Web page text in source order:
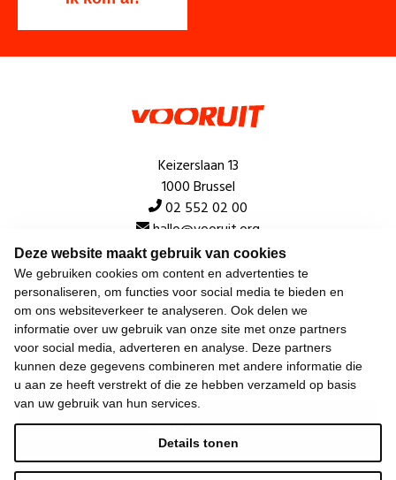
Deze website maakt gebruik van cookies
We gebruiken cookies om content en advertenties te
personaliseren, om functies voor social media te bieden en
om ons websiteverkeer te analyseren. Ook delen we
informatie over uw gebruik van onze site met onze partners
voor social media, adverteren en analyse. Deze partners
kunnen deze gegevens combineren met andere informatie die
u aan ze heeft verstrekt of die ze hebben verzameld op basis
van uw gebruik van hun services.
Details tonen
Keizerslaan 13
1000 Brussel
02 552 02 00
hallo@vooruit.org
Snel
Over de beweging
Algemeen
Laatste nieuws